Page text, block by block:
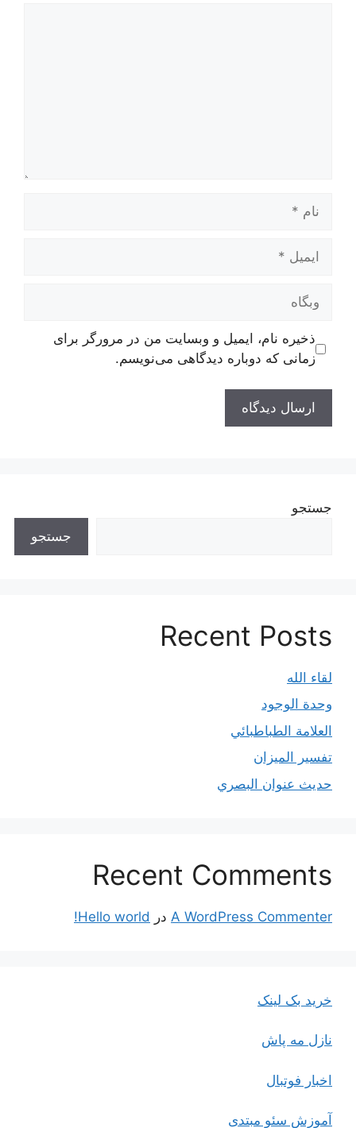
ایمیل
وبگاه
ذخیره نام، ایمیل و وبسایت من در مرورگر برای
زمانی که دوباره دیدگاهی می‌نویسم.
جستجو
جستجو
Recent Posts
لقاء الله
وحدة الوجود
العلامة الطباطبائي
تفسير الميزان
حديث عنوان البصري
Recent Comments
A WordPress Commenter در Hello world!
خرید بک لینک
نازل مه پاش
اخبار فوتبال
آموزش سئو مبتدی